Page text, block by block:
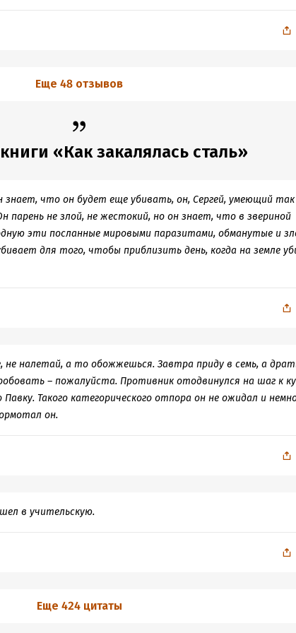
движется дальше, мы и не верили книгам, которые были
так и не доросло до него.
Еще 48 отзывов
«Как закалялась сталь»
знает, что он будет еще убивать, он, Сергей, умеющий
парень не злой, не жестокий, но он знает, что в звериной
эти посланные мировыми паразитами, обманутые и
для того, чтобы приблизить день, когда на земле
не налетай, а то обожжешься. Завтра приду в семь, а
– пожалуйста. Противник отодвинулся на шаг к
Такого категорического отпора он не ожидал и
он.
в учительскую.
Еще 424 цитаты